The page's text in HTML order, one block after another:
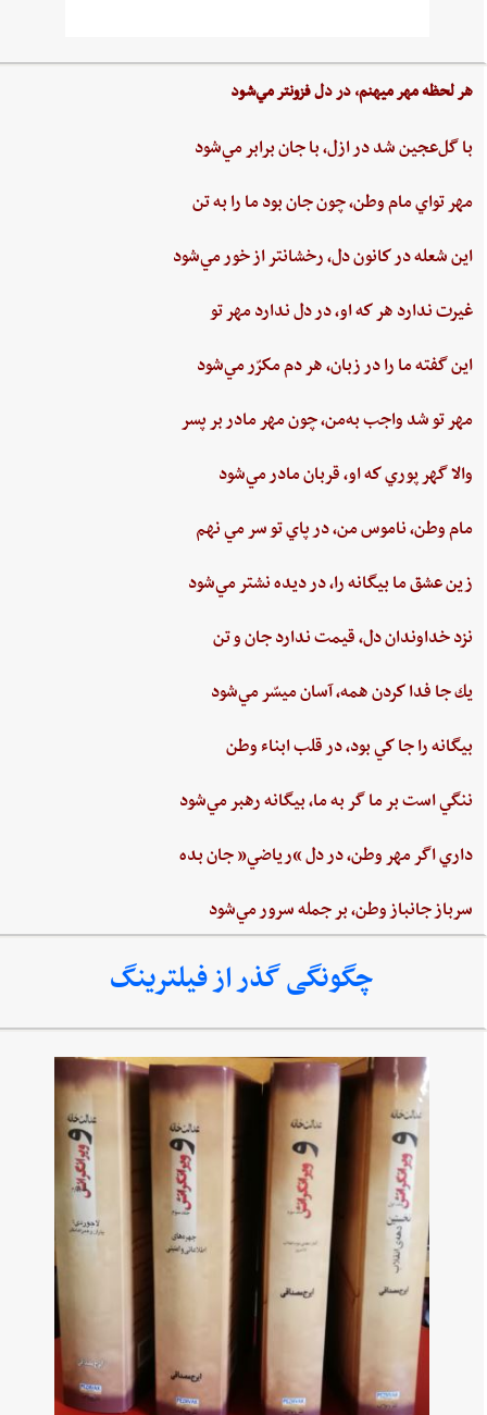
هر لحظه‌ مهر ميهنم،‌ در دل‌ فزونتر مي‌شود
با گل‌عجين‌ شد در ازل،‌ با جان‌ برابر مي‌شود
مهر تواي ‌مام ‌وطن،‌ چون‌ جان‌ بود ما را به‌ تن
اين ‌شعله ‌در كانون ‌دل، ‌رخشانتر از خور مي‌شود
غيرت‌ ندارد هر كه او، در دل‌ ندارد مهر تو
اين‌ گفته‌ ما را در زبان، هر دم‌ مكرّر مي‌شود
مهر تو شد واجب‌ به‌من،‌ چون‌ مهر مادر بر پسر
والا گهر پوري‌ كه او، قربان مادر مي‌شود
مام‌ وطن‌، ناموس‌ من‌، در پاي ‌تو سر مي نهم‌
زين‌ عشق‌ ما بيگانه را، در ديده ‌نشتر مي‌شود
نزد خداوندان دل،‌ قيمت‌ ندارد جان‌ و تن
يك جا فدا كردن‌ همه،‌ آسان ميسّر مي‌شود
بيگانه‌ را جا كي‌ بود، در قلب‌ ابناء وطن
ننگي ‌است ‌بر ما گر به ‌ما، بيگانه‌ رهبر مي‌شود
داري‌ اگر مهر وطن،‌ در دل‌ “رياضي”‌ جان ‌بده‌
سرباز جانباز وطن،‌ بر جمله سرور مي‌شود
چگونگی گذر از فیلترینگ